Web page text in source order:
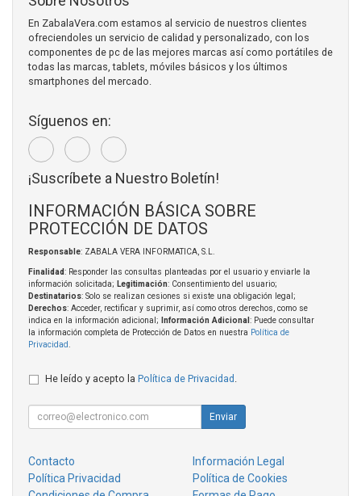
En ZabalaVera.com estamos al servicio de nuestros clientes
ofreciendoles un servicio de calidad y personalizado, con los
componentes de pc de las mejores marcas así como portátiles de
todas las marcas, tablets, móviles básicos y los últimos
smartphones del mercado.
Síguenos en:
¡Suscríbete a Nuestro Boletín!
INFORMACIÓN BÁSICA SOBRE
PROTECCIÓN DE DATOS
Responsable: ZABALA VERA INFORMATICA, S.L.
Finalidad: Responder las consultas planteadas por el usuario y enviarle la
información solicitada; Legitimación: Consentimiento del usuario;
Destinatarios: Solo se realizan cesiones si existe una obligación legal;
Derechos: Acceder, rectificar y suprimir, así como otros derechos, como se
indica en la información adicional;
Información Adicional : Puede consultar
la información completa de Protección de Datos en nuestra Política de
Privacidad
He leído y acepto la Política de Privacidad
Enviar
Contacto
Información Legal
Política Privacidad
Política de Cookies